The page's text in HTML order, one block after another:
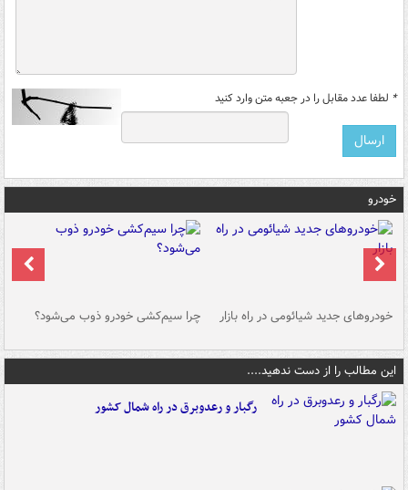
* لطفا عدد مقابل را در جعبه متن وارد کنید
خودرو
خودروهای جدید شیائومی در راه بازار چرا سیم‌کشی خودرو ذوب می‌شود؟
این مطالب را از دست ندهید....
رگبار و رعدوبرق در راه شمال کشور